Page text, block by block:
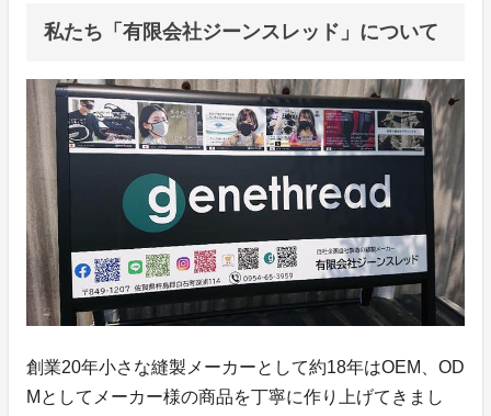
私たち「有限会社ジーンスレッド」について
創業20年小さな縫製メーカーとして約18年はOEM、OD
Mとしてメーカー様の商品を丁寧に作り上げてきまし